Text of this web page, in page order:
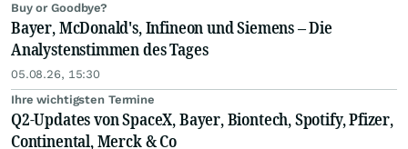
Buy or Goodbye?
Bayer, McDonald's, Infineon und Siemens – Die
Analystenstimmen des Tages
05.08.26, 15:30
Ihre wichtigsten Termine
Q2-Updates von SpaceX, Bayer, Biontech, Spotify, Pfizer,
Continental, Merck & Co